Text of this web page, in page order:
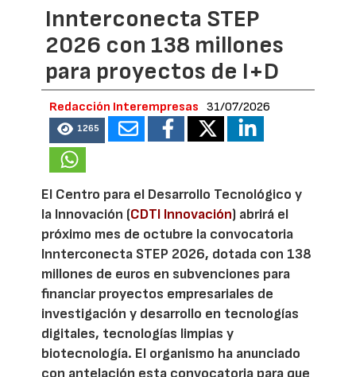
Innterconecta STEP
2026 con 138 millones
para proyectos de I+D
Redacción Interempresas 31/07/2026
1265
El Centro para el Desarrollo Tecnológico y
la Innovación (CDTI Innovación) abrirá el
próximo mes de octubre la convocatoria
Innterconecta STEP 2026, dotada con 138
millones de euros en subvenciones para
financiar proyectos empresariales de
investigación y desarrollo en tecnologías
digitales, tecnologías limpias y
biotecnología. El organismo ha anunciado
con antelación esta convocatoria para que